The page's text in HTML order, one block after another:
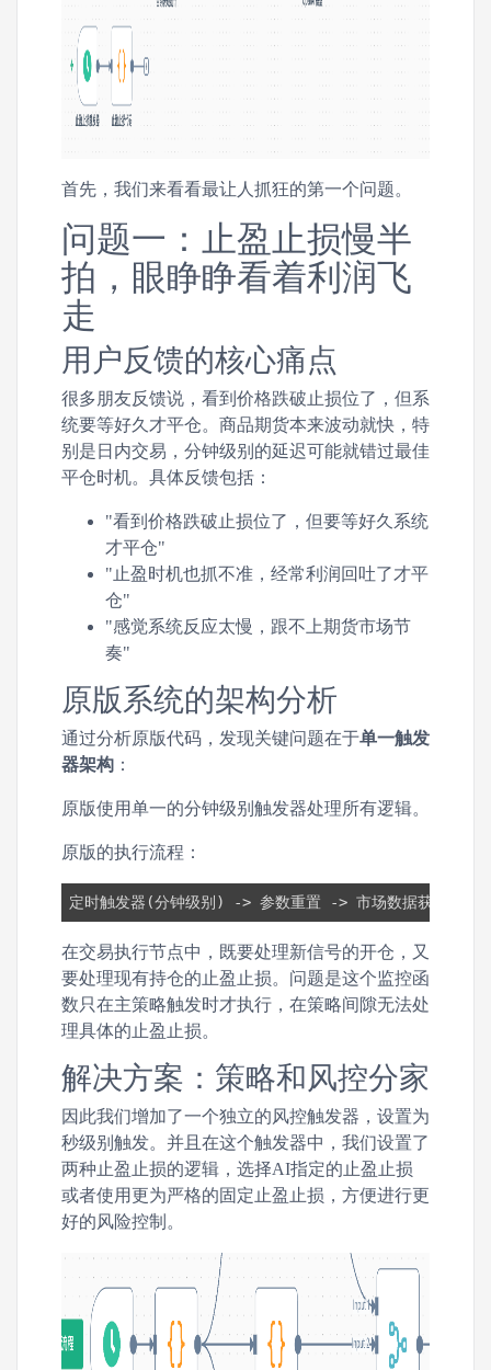
首先，我们来看看最让人抓狂的第一个问题。
问题一：止盈止损慢半
拍，眼睁睁看着利润飞
走
用户反馈的核心痛点
很多朋友反馈说，看到价格跌破止损位了，但系
统要等好久才平仓。商品期货本来波动就快，特
别是日内交易，分钟级别的延迟可能就错过最佳
平仓时机。具体反馈包括：
"看到价格跌破止损位了，但要等好久系统
才平仓"
"止盈时机也抓不准，经常利润回吐了才平
仓"
"感觉系统反应太慢，跟不上期货市场节
奏"
原版系统的架构分析
通过分析原版代码，发现关键问题在于单一触发
器架构 ：
原版使用单一的分钟级别触发器处理所有逻辑。
原版的执行流程：
定时触发器(分钟级别) -> 参数重置 -> 市场数据获取 ->
在交易执行节点中，既要处理新信号的开仓，又
要处理现有持仓的止盈止损。问题是这个监控函
数只在主策略触发时才执行，在策略间隙无法处
理具体的止盈止损。
解决方案：策略和风控分家
因此我们增加了一个独立的风控触发器，设置为
秒级别触发。并且在这个触发器中，我们设置了
两种止盈止损的逻辑，选择AI指定的止盈止损
或者使用更为严格的固定止盈止损，方便进行更
好的风险控制。